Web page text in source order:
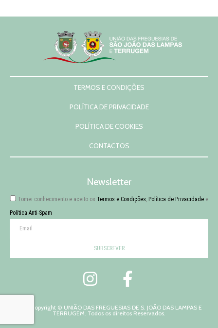
TERMOS E CONDIÇÕES
POLÍTICA DE PRIVACIDADE
POLÍTICA DE COOKIES
CONTACTOS
Newsletter
Tomei conhecimento e aceito os Termos e Condições Política de Privacidade e
Política Anti-Spam
SUBSCREVER
2026 Copyright © UNIÃO DAS FREGUESIAS DE S. JOÃO DAS LAMPAS E
TERRUGEM. Todos os direitos Reservados.